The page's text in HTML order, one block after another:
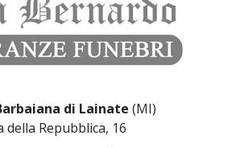
di Lainate (MI)
della Repubblica, 16